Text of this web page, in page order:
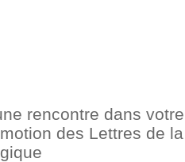
rencontre dans
des Lettres de